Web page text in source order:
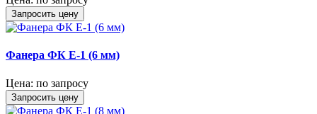
Запросить цену
Фанера ФК Е-1 (6 мм)
Цена: по запросу
Запросить цену